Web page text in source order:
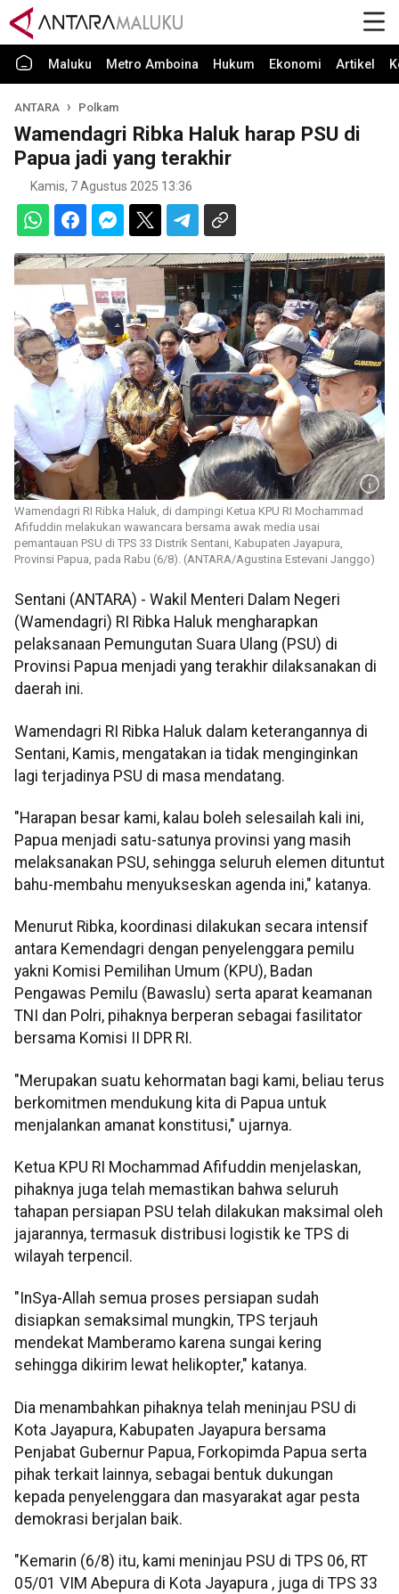
Maluku Metro Amboina Hukum Ekonomi Artikel
ANTARA Polkam
Wamendagri Ribka Haluk harap PSU di
Papua jadi yang terakhir
Kamis, 7 Agustus 2025 13:36
Wamendagri RI Ribka Haluk, di dampingi Ketua KPU RI Mochammad
Afifuddin melakukan wawancara bersama awak media usai
pemantauan PSU di TPS 33 Distrik Sentani, Kabupaten Jayapura,
Provinsi Papua, pada Rabu (6/8). (ANTARA/Agustina Estevani Janggo)
Sentani (ANTARA) - Wakil Menteri Dalam Negeri
(Wamendagri) RI Ribka Haluk mengharapkan
pelaksanaan Pemungutan Suara Ulang (PSU) di
Provinsi Papua menjadi yang terakhir dilaksanakan di
daerah ini.
Wamendagri RI Ribka Haluk dalam keterangannya di
Sentani, Kamis, mengatakan ia tidak menginginkan
lagi terjadinya PSU di masa mendatang.
"Harapan besar kami, kalau boleh selesailah kali ini,
Papua menjadi satu-satunya provinsi yang masih
melaksanakan PSU, sehingga seluruh elemen dituntut
bahu-membahu menyukseskan agenda ini," katanya.
Menurut Ribka, koordinasi dilakukan secara intensif
antara Kemendagri dengan penyelenggara pemilu
yakni Komisi Pemilihan Umum (KPU), Badan
Pengawas Pemilu (Bawaslu) serta aparat keamanan
TNI dan Polri, pihaknya berperan sebagai fasilitator
bersama Komisi II DPR RI.
"Merupakan suatu kehormatan bagi kami, beliau terus
berkomitmen mendukung kita di Papua untuk
menjalankan amanat konstitusi," ujarnya.
Ketua KPU RI Mochammad Afifuddin menjelaskan,
pihaknya juga telah memastikan bahwa seluruh
tahapan persiapan PSU telah dilakukan maksimal oleh
jajarannya, termasuk distribusi logistik ke TPS di
wilayah terpencil.
"InSya-Allah semua proses persiapan sudah
disiapkan semaksimal mungkin, TPS terjauh
mendekat Mamberamo karena sungai kering
sehingga dikirim lewat helikopter," katanya.
Dia menambahkan pihaknya telah meninjau PSU di
Kota Jayapura, Kabupaten Jayapura bersama
Penjabat Gubernur Papua, Forkopimda Papua serta
pihak terkait lainnya, sebagai bentuk dukungan
kepada penyelenggara dan masyarakat agar pesta
demokrasi berjalan baik.
"Kemarin (6/8) itu, kami meninjau PSU di TPS 06, RT
05/01 VIM Abepura di Kota Jayapura , juga di TPS 33